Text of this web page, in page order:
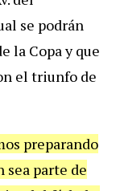
se podrán
la Copa y que
el triunfo de
preparando
sea parte de